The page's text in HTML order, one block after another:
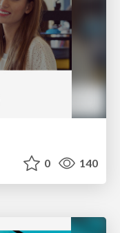
0 140